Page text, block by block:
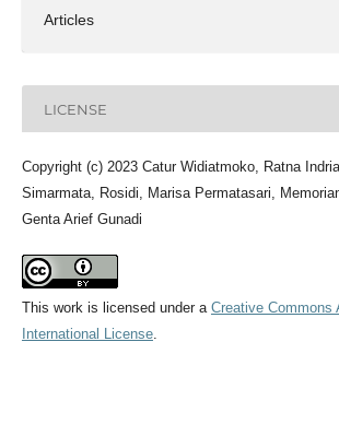
Articles
LICENSE
Copyright (c) 2023 Catur Widiatmoko, Ratna
Simarmata, Rosidi, Marisa Permatasari,
Genta Arief Gunadi
This work is licensed under a Creative Commons
International License.